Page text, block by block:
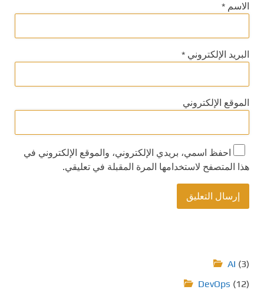
الاسم *
البريد الإلكتروني *
الموقع الإلكتروني
احفظ اسمي، بريدي الإلكتروني، والموقع الإلكتروني في
هذا المتصفح لاستخدامها المرة المقبلة في تعليقي.
AI (3)
DevOps (12)